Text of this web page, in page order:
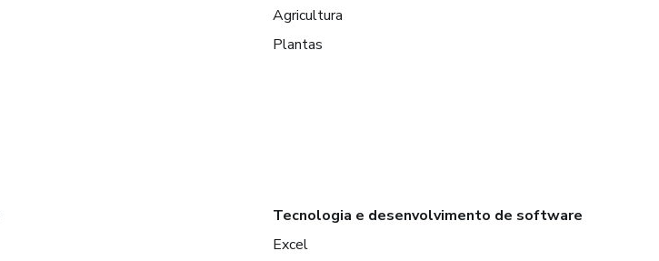
Agricultura
Plantas
Tecnologia e desenvolvimento de software
Excel